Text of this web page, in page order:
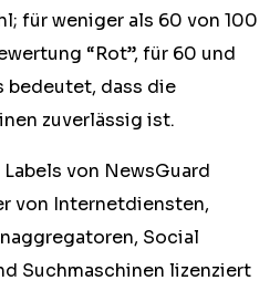
für weniger als 60 von 100
“Rot”, für 60 und
bedeutet, dass die
zuverlässig ist.
von NewsGuard
von Internetdiensten,
Social
Suchmaschinen lizenziert